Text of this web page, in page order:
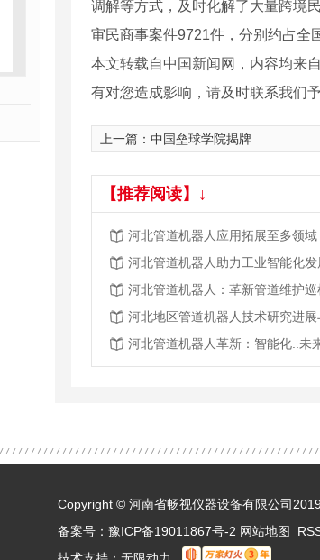
管道机器人S300E 两栖
调解等方式，及时化解了大量跨境
审民商事案件9721件，分别约占全
本文转载自中国新闻网，内容均来
有对您造成影响，请及时联系我们
上一篇： 中国垒球学院揭牌
【推荐阅读】↓
河北管道机器人应用拓展至多领域
河北管道机器人助力工业智能化发
河北管道机器人：革新管道维护
河北地区管道机器人技术研究进
河北管道机器人革新：智能化..未
Copyright © 河南省畅视仪器设备有限公司
备案号： 豫ICP备19011867号-2 网站地图